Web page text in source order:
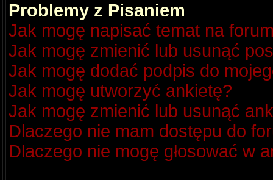
Problemy z Pisaniem
Jak mogę napisać temat na
Jak mogę zmienić lub usunąć
Jak mogę dodać podpis do
Jak mogę utworzyć ankietę?
Jak mogę zmienić lub usunąć
Dlaczego nie mam dostępu do
Dlaczego nie mogę głosować w